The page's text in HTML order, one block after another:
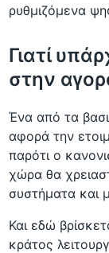
ρυθμιζόμενα
Γιατί
στην
Ένα από τα
αφορά την
παρότι ο
χώρα θα
συστήματα και
Και εδώ
κράτος